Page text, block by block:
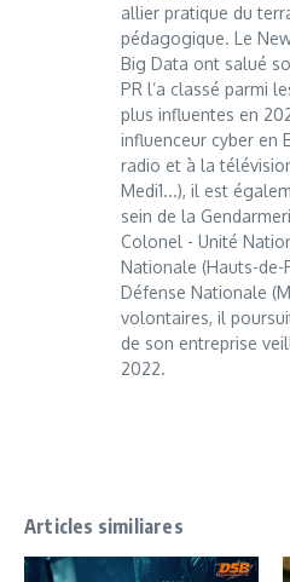
allier pratique du
pédagogique. Le
Big Data ont salué
PR l’a classé parmi
plus influentes en
influenceur cyber en
radio et à la
Medi1...), il est
sein de la
Colonel - Unité
Nationale (Hauts-de-
Défense Nationale
volontaires, il
de son entreprise
2022.
Articles similiares